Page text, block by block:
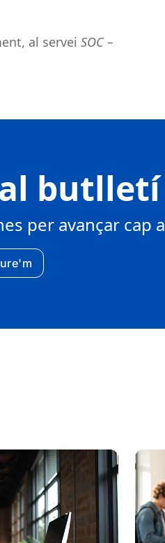
al servei SOC –
butlletí
per avançar cap